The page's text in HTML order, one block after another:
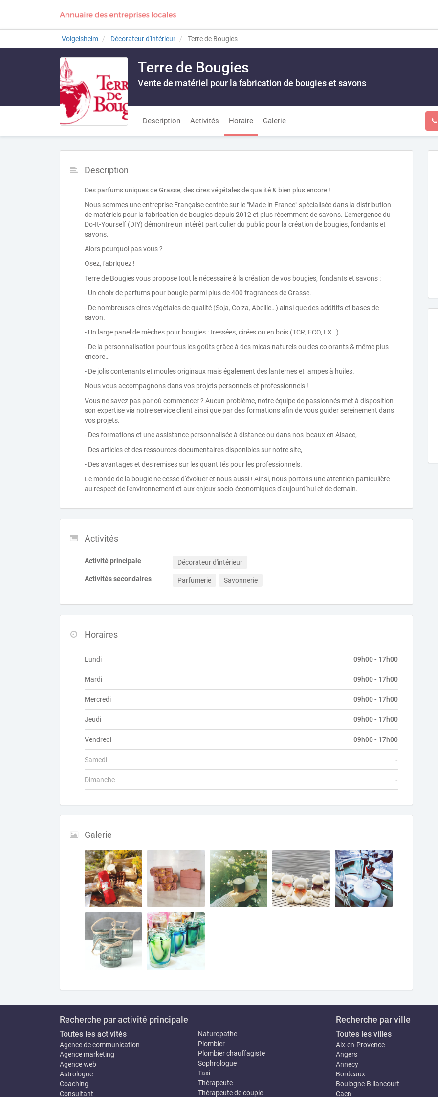
Volgelsheim Décorateur d'intérieur Terre de Bougies
Terre de Bougies
Vente de matériel pour la fabrication de bougies et savons
Description Activités Horaire Galerie
Description
Des parfums uniques de Grasse, des cires végétales de qualité & bien plus encore !
Nous sommes une entreprise Française centrée sur le "Made in France" spécialisée dans la distribution
de matériels pour la fabrication de bougies depuis 2012 et plus récemment de savons. L'émergence du
Do-It-Yourself (DIY) démontre un intérêt particulier du public pour la création de bougies, fondants et
savons.
Alors pourquoi pas vous ?
Osez, fabriquez !
Terre de Bougies vous propose tout le nécessaire à la création de vos bougies, fondants et savons :
- Un choix de parfums pour bougie parmi plus de 400 fragrances de Grasse.
- De nombreuses cires végétales de qualité (Soja, Colza, Abeille…) ainsi que des additifs et bases de
savon.
- Un large panel de mèches pour bougies : tressées, cirées ou en bois (TCR, ECO, LX…).
- De la personnalisation pour tous les goûts grâce à des micas naturels ou des colorants & même plus
encore…
- De jolis contenants et moules originaux mais également des lanternes et lampes à huiles.
Nous vous accompagnons dans vos projets personnels et professionnels !
Vous ne savez pas par où commencer ? Aucun problème, notre équipe de passionnés met à disposition
son expertise via notre service client ainsi que par des formations afin de vous guider sereinement dans
vos projets.
- Des formations et une assistance personnalisée à distance ou dans nos locaux en Alsace,
- Des articles et des ressources documentaires disponibles sur notre site,
- Des avantages et des remises sur les quantités pour les professionnels.
Le monde de la bougie ne cesse d'évoluer et nous aussi ! Ainsi, nous portons une attention particulière
au respect de l'environnement et aux enjeux socio-économiques d'aujourd'hui et de demain.
Activités
Activité principale Décorateur d'intérieur
Activités secondaires Parfumerie Savonnerie
Horaires
Lundi 09h00 - 17h00
Mardi 09h00 - 17h00
Mercredi 09h00 - 17h00
Jeudi 09h00 - 17h00
Vendredi 09h00 - 17h00
Samedi -
Dimanche -
Galerie
Recherche par activité principale
Toutes les activités
Agence de communication
Agence marketing
Agence web
Astrologue
Coaching
Consultant
Naturopathe
Plombier
Plombier chauffagiste
Sophrologue
Taxi
Thérapeute
Thérapeute de couple
Recherche par ville
Toutes les villes
Aix-en-Provence
Angers
Annecy
Bordeaux
Boulogne-Billancourt
Caen